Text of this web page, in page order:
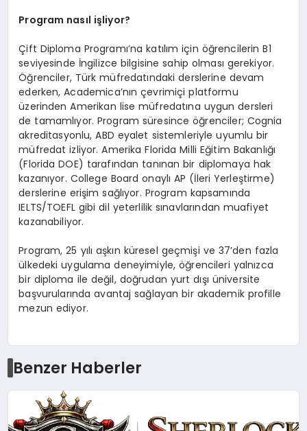
Program nasıl işliyor?
Çift Diploma Programı’na katılım için öğrencilerin B1
seviyesinde İngilizce bilgisine sahip olması gerekiyor.
Öğrenciler, Türk müfredatındaki derslerine devam
ederken, Academica’nın çevrimiçi platformu
üzerinden Amerikan lise müfredatına uygun dersleri
de tamamlıyor. Program süresince öğrenciler; Cognia
akreditasyonlu, ABD eyalet sistemleriyle uyumlu bir
müfredat izliyor. Amerika Florida Milli Eğitim Bakanlığı
(Florida DOE) tarafından tanınan bir diplomaya hak
kazanıyor. College Board onaylı AP (İleri Yerleştirme)
derslerine erişim sağlıyor. Program kapsamında
IELTS/TOEFL gibi dil yeterlilik sınavlarından muafiyet
kazanabiliyor.
Program, 25 yılı aşkın küresel geçmişi ve 37’den fazla
ülkedeki uygulama deneyimiyle, öğrencileri yalnızca
bir diploma ile değil, doğrudan yurt dışı üniversite
başvurularında avantaj sağlayan bir akademik profille
mezun ediyor.
Benzer Haberler